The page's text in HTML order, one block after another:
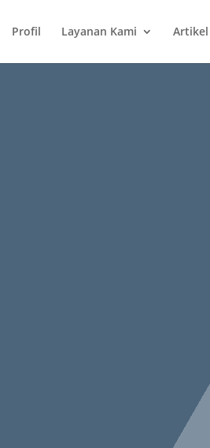
Profil Layanan Kami Artikel